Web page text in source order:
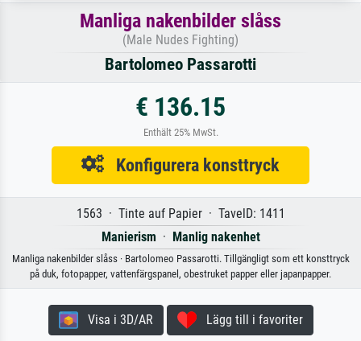
Manliga nakenbilder slåss
(Male Nudes Fighting)
Bartolomeo Passarotti
€ 136.15
Enthält 25% MwSt.
Konfigurera konsttryck
1563 · Tinte auf Papier · TavelD: 1411
Manierism · Manlig nakenhet
Manliga nakenbilder slåss · Bartolomeo Passarotti. Tillgängligt som ett konsttryck
på duk, fotopapper, vattenfärgspanel, obestruket papper eller japanpapper.
Visa i 3D/AR Lägg till i favoriter